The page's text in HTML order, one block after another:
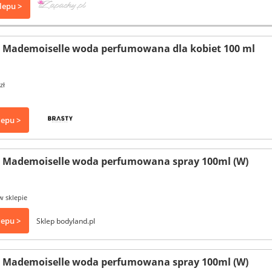
>
Mademoiselle woda perfumowana dla kobiet 100 ml
>
Mademoiselle woda perfumowana spray 100ml (W)
sklepie
> Sklep bodyland.pl
Mademoiselle woda perfumowana spray 100ml (W)